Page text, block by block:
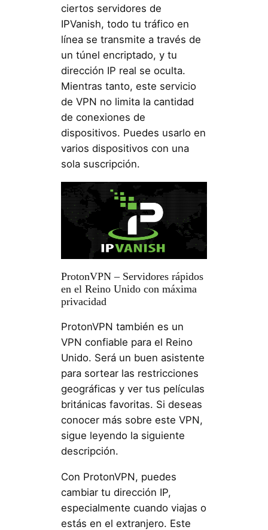
ciertos servidores de
IPVanish, todo tu tráfico en
línea se transmite a través de
un túnel encriptado, y tu
dirección IP real se oculta.
Mientras tanto, este servicio
de VPN no limita la cantidad
de conexiones de
dispositivos. Puedes usarlo en
varios dispositivos con una
sola suscripción.
ProtonVPN – Servidores rápidos
en el Reino Unido con máxima
privacidad
ProtonVPN también es un
VPN confiable para el Reino
Unido. Será un buen asistente
para sortear las restricciones
geográficas y ver tus películas
británicas favoritas. Si deseas
conocer más sobre este VPN,
sigue leyendo la siguiente
descripción.
Con ProtonVPN, puedes
cambiar tu dirección IP,
especialmente cuando viajas o
estás en el extranjero. Este